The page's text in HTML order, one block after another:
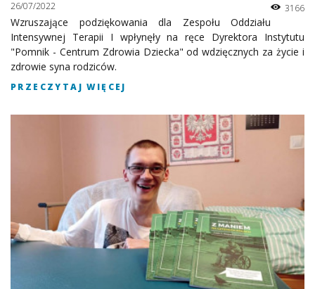
26/07/2022 3166
Wzruszające podziękowania dla Zespołu Oddziału
Intensywnej Terapii I wpłynęły na ręce Dyrektora Instytutu
"Pomnik - Centrum Zdrowia Dziecka" od wdzięcznych za życie i
zdrowie syna rodziców.
PRZECZYTAJ WIĘCEJ